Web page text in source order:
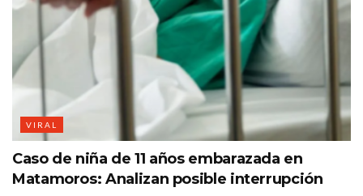
VIRAL
Caso de niña de 11 años embarazada en
Matamoros: Analizan posible interrupción